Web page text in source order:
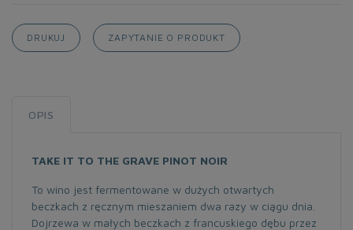
DRUKUJ ZAPYTANIE O PRODUKT
OPIS
TAKE IT TO THE GRAVE PINOT NOIR
To wino jest fermentowane w dużych otwartych
beczkach z ręcznym mieszaniem dwa razy w ciągu dnia.
Dojrzewa w małych beczkach z francuskiego dębu przez